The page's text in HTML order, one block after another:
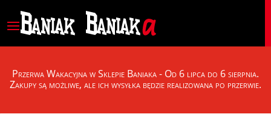
Przerwa Wakacyjna w Sklepie Baniaka - Od 6 lipca do 6 sierpnia.
Zakupy są możliwe, ale ich wysyłka będzie realizowana po przerwie.